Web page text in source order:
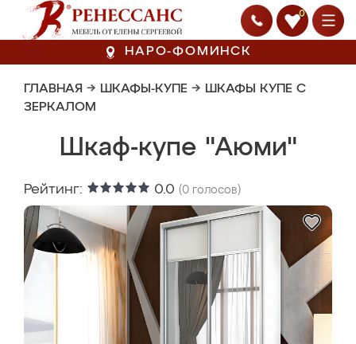
0
НАРО-ФОМИНСК
ГЛАВНАЯ → ШКАФЫ-КУПЕ → ШКАФЫ КУПЕ С
ЗЕРКАЛОМ
Шкаф-купе "Аюми"
Рейтинг: 0.0 (0 голосов)